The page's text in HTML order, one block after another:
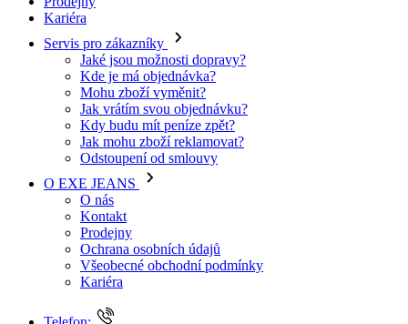
Servis pro zákazníky
Jaké jsou možnosti dopravy?
Kde je má objednávka?
Mohu zboží vyměnit?
Jak vrátím svou objednávku?
Kdy budu mít peníze zpět?
Jak mohu zboží reklamovat?
Odstoupení od smlouvy
O EXE JEANS
O nás
Kontakt
Prodejny
Ochrana osobních údajů
Všeobecné obchodní podmínky
Kariéra
Telefon:
+420 702 280 568